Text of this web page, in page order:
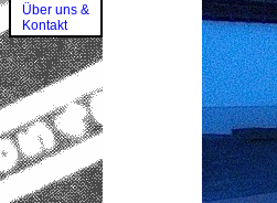
Über uns &
Kontakt